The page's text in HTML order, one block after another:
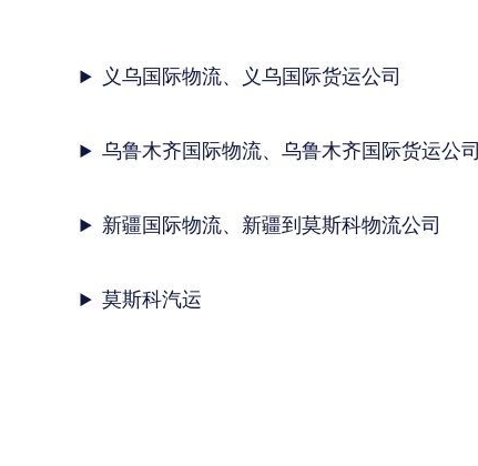
义乌国际物流、义乌国际货运公司
乌鲁木齐国际物流、乌鲁木齐国际货运公司
新疆国际物流、新疆到莫斯科物流公司
莫斯科汽运